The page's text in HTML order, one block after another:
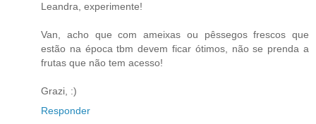
Leandra, experimente!
Van, acho que com ameixas ou pêssegos frescos que
estão na época tbm devem ficar ótimos, não se prenda a
frutas que não tem acesso!
Grazi, :)
Responder